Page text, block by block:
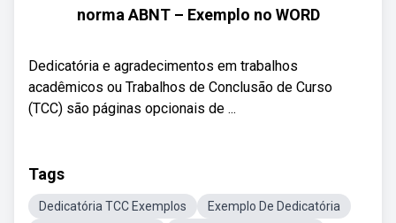
norma ABNT – Exemplo no WORD
Dedicatória e agradecimentos em trabalhos
acadêmicos ou Trabalhos de Conclusão de Curso
(TCC) são páginas opcionais de ...
Tags
Dedicatória TCC Exemplos
Exemplo De Dedicatória